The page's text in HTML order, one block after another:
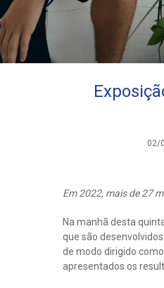
02/
Em 2022, mais de 27
Na manhã desta
que são
de modo dirigido
apresentados os